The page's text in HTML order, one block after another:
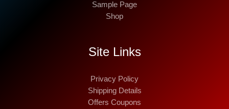
Sample Page
Shop
Site Links
Privacy Policy
Shipping Details
Offers Coupons